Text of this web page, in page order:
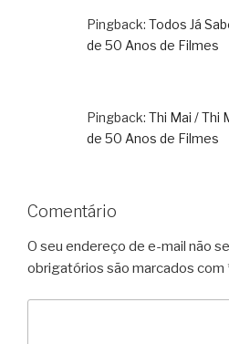
Pingback: Todos Já
de 50 Anos de Filmes
Pingback: Thi Mai / Thi
de 50 Anos de Filmes
Comentário
O seu endereço de e-mail não
obrigatórios são marcados com